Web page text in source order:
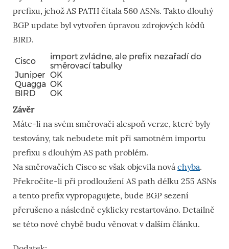
prefixu, jehož AS PATH čítala 560 ASNs. Takto dlouhý
BGP update byl vytvořen úpravou zdrojových kódů
BIRD.
Cisco
import zvládne, ale prefix nezařadí do
směrovací tabulky
Juniper OK
Quagga OK
BIRD
OK
Závěr
Máte-li na svém směrovači alespoň verze, které byly
testovány, tak nebudete mít při samotném importu
prefixu s dlouhým AS path problém.
Na směrovačích Cisco se však objevila nová chyba.
Překročíte-li při prodloužení AS path délku 255 ASNs
a tento prefix vypropagujete, bude BGP sezení
přerušeno a následně cyklicky restartováno. Detailně
se této nové chybě budu věnovat v dalším článku.